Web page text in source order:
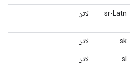
sr-Latn لاتن
sk لاتن
sl لاتن